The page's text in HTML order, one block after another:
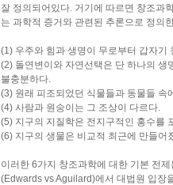
잘 정의되어있다. 거기에 따르면 창조과
는 과학적 증거와 관련된 추론으로 정의
(1) 우주와 힘과 생명이 무로부터 갑자기
(2) 돌연변이와 자연선택은 단 하나의
불충분하다.
(3) 원래 피조되었던 식물들과 동물들 속
(4) 사람과 원숭이는 그 조상이 다르다.
(5) 지구의 지질학은 전지구적인 홍수를
(6) 지구의 생물은 비교적 최근에 만들어
이러한 6가지 창조과학에 대한 기본 전
(Edwards vs Aguilard)에서 대법원 입장